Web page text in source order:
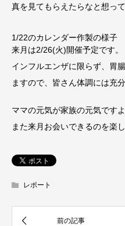
真を見てもらえたらなと想って
1/22のカレンダー作製の様子
来月は2/26(火)開催予定です。
インフルエンザに限らず、胃
ますので、皆さん体調には充
ママの元気が家族の元気ですよ
また来月お会いできるのを楽
レポート